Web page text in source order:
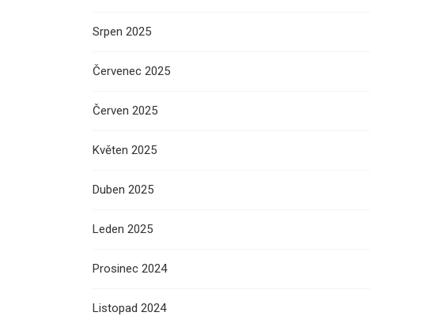
Srpen 2025
Červenec 2025
Červen 2025
Květen 2025
Duben 2025
Leden 2025
Prosinec 2024
Listopad 2024